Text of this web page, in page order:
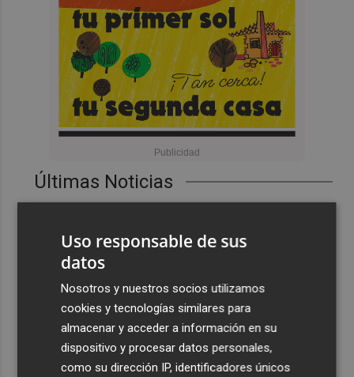
Últimas Noticias
Emergencias activa la situación 2 del PEIF y confina
España restablece los controles fronterizos a los
viajeros procedentes de Italia
El homenaje a Ferran Torres en Foios, en imágenes
Uso responsable de sus
datos
Nosotros y nuestros socios utilizamos
cookies y tecnologías similares para
almacenar y acceder a información en su
dispositivo y procesar datos personales,
como su dirección IP, identificadores únicos